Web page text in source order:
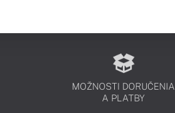
MOŽNOSTI DORUČENIA
A PLATBY